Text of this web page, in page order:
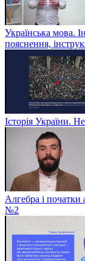
Українська мова.
пояснення,
Історія України.
Алгебра і початки
№2